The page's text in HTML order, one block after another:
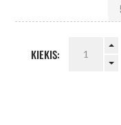
KIEKIS: